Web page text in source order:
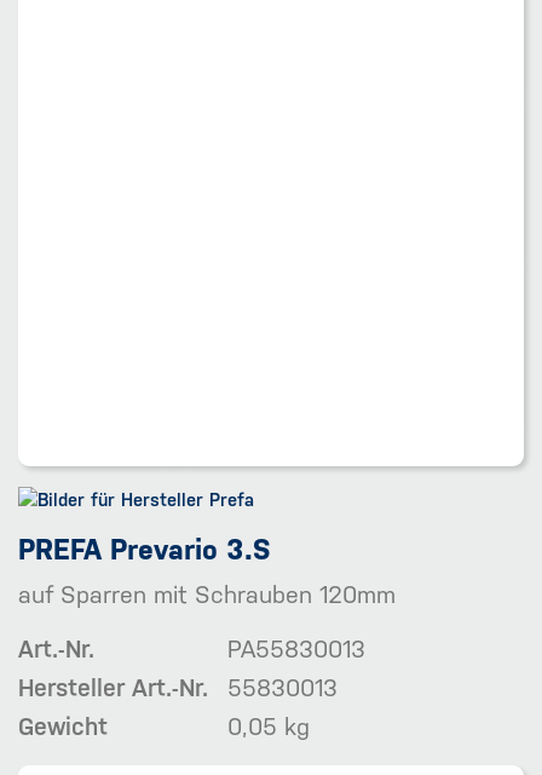
PREFA Prevario 3.S
auf Sparren mit Schrauben 120mm
Art.-Nr.
PA55830013
Hersteller Art.-Nr.
55830013
Gewicht
0,05 kg